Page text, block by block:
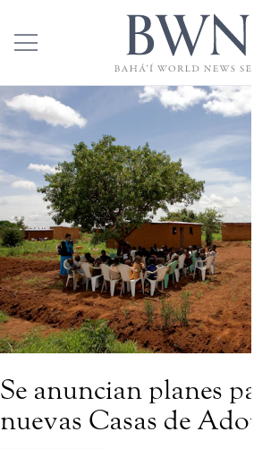
Se anuncian planes
nuevas Casas de